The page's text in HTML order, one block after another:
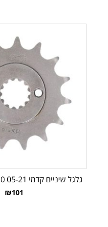
גלגל שיניים קדמי HONDA CRF 450 05-21
₪101